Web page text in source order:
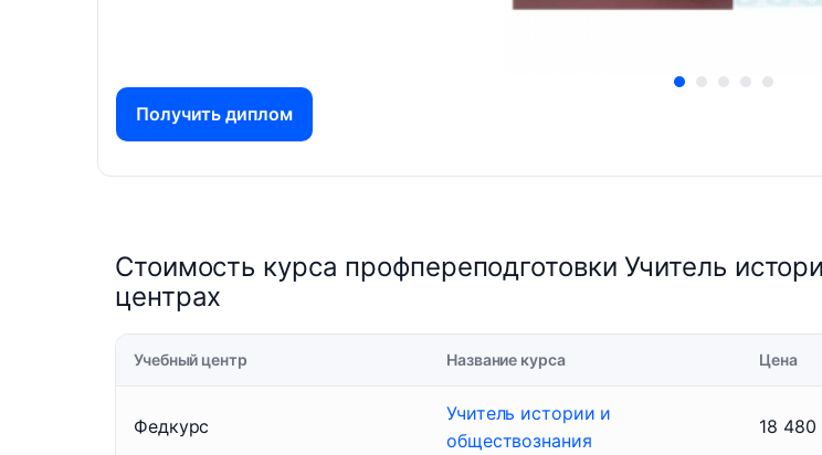
Получить диплом
Стоимость курса профпереподготовки Учитель
центрах
Учебный центр Название курса Цена
Федкурс
Учитель истории и
обществознания
18 480